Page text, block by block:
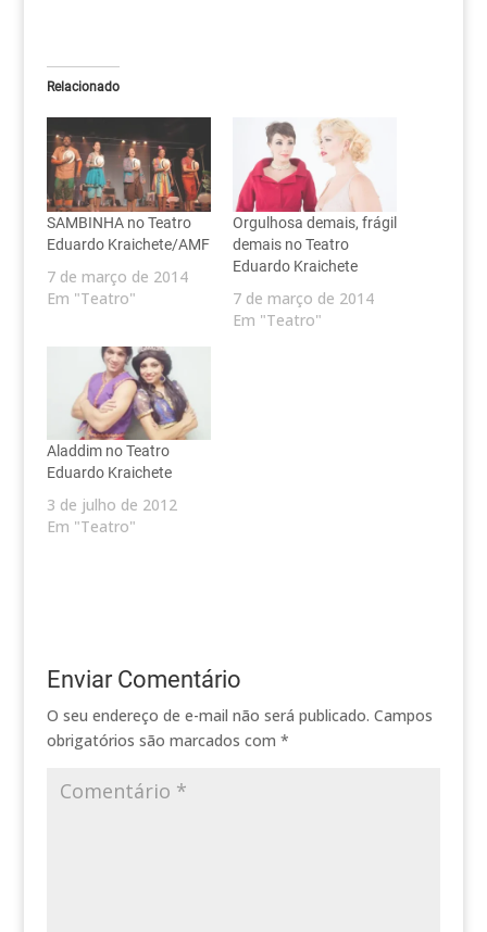
Relacionado
SAMBINHA no Teatro
Eduardo Kraichete/AMF
7 de março de 2014
Em "Teatro"
Orgulhosa demais, frágil
demais no Teatro
Eduardo Kraichete
7 de março de 2014
Em "Teatro"
Aladdim no Teatro
Eduardo Kraichete
3 de julho de 2012
Em "Teatro"
Enviar Comentário
O seu endereço de e-mail não será publicado. Campos
obrigatórios são marcados com *